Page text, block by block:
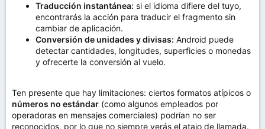
Traducción instantánea: si el idioma difiere del tuyo,
encontrarás la acción para traducir el fragmento sin
cambiar de aplicación.
Conversión de unidades y divisas: Android puede
detectar cantidades, longitudes, superficies o monedas
y ofrecerte la conversión al vuelo.
Ten presente que hay limitaciones: ciertos formatos atípicos o
números no estándar (como algunos empleados por
operadoras en mensajes comerciales) podrían no ser
reconocidos, por lo que no siempre verás el atajo de llamada.